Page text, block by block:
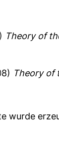
Theory of
Theory of
wurde